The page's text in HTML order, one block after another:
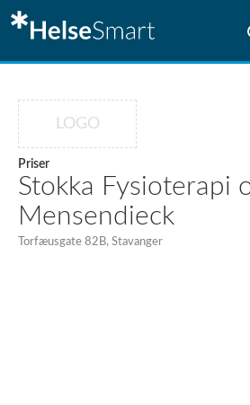
LOGO
Priser
Stokka Fysioterapi
Mensendieck
Torfæusgate 82B, Stavanger